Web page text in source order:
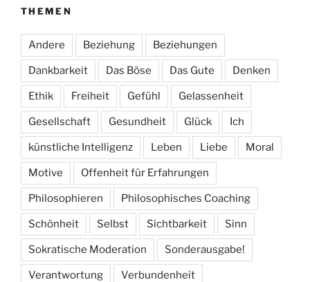
THEMEN
Andere Beziehung Beziehungen
Dankbarkeit Das Böse Das Gute Denken
Ethik Freiheit Gefühl Gelassenheit
Gesellschaft Gesundheit Glück Ich
künstliche Intelligenz Leben Liebe Moral
Motive Offenheit für Erfahrungen
Philosophieren Philosophisches Coaching
Schönheit Selbst Sichtbarkeit Sinn
Sokratische Moderation Sonderausgabe!
Verantwortung Verbundenheit